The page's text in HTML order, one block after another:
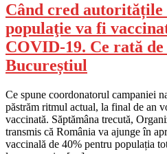
Când cred autoritățile
populaţie va fi
COVID-19. Ce rată
Bucureștiul
Ce spune coordonatorul campaniei
păstrăm ritmul actual, la final de an
vaccinată. Săptămâna trecută,
transmis că România va ajunge în
vaccinală de 40% pentru populația